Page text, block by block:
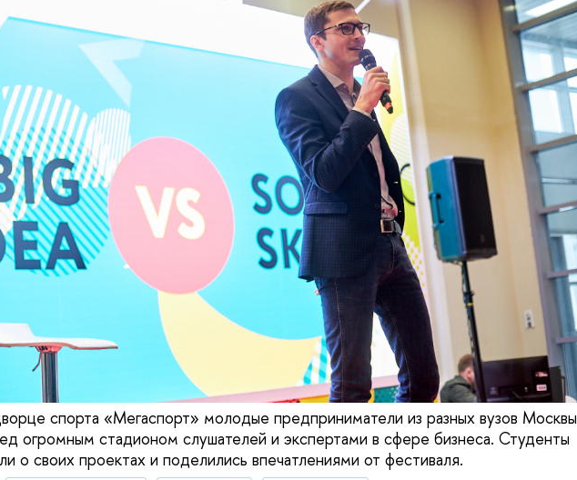
спорта «Мегаспорт» молодые предприниматели из разных вузов Москвы
огромным стадионом слушателей и экспертами в сфере бизнеса. Студенты
о своих проектах и поделились впечатлениями от фестиваля.